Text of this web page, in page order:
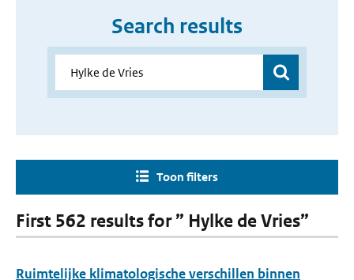
Search results
Toon filters
First 562 results for ” Hylke de Vries”
Ruimtelijke klimatologische verschillen binnen